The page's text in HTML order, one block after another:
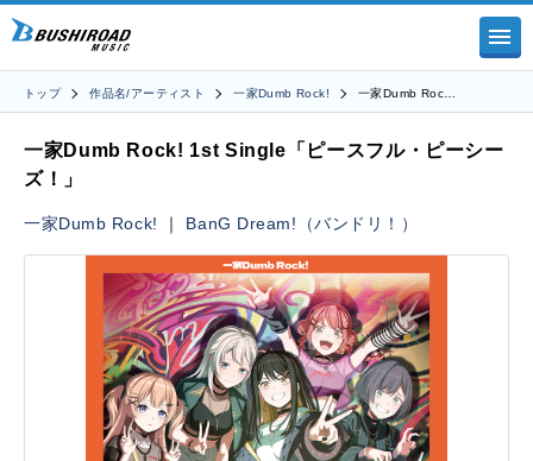
トップ 作品名/アーティスト 一家Dumb Rock! 一家Dumb Roc…
一家Dumb Rock! 1st Single「ピースフル・ピーシー
ズ！」
一家Dumb Rock! ｜ BanG Dream!（バンドリ！）